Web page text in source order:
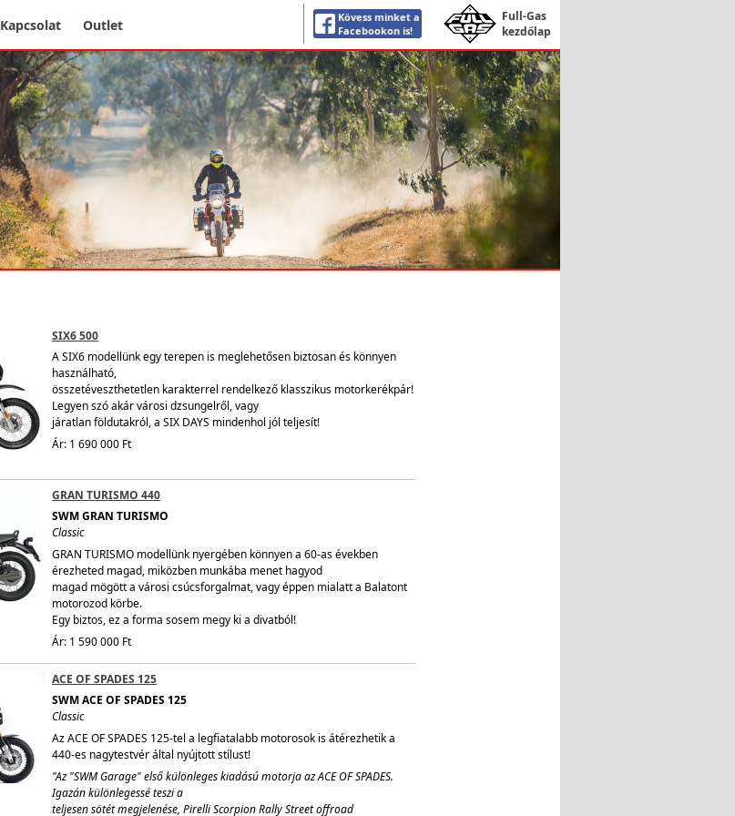
Kapcsolat Outlet
Kövess minket a
Facebookon is!
Full-Gas
kezdőlap
SIX6 500
A SIX6 modellünk egy terepen is meglehetősen biztosan és könnyen
használható,
összetéveszthetetlen karakterrel rendelkező klasszikus motorkerékpár!
Legyen szó akár városi dzsungelről, vagy
járatlan földutakról, a SIX DAYS mindenhol jól teljesít!
Ár: 1 690 000 Ft
GRAN TURISMO 440
SWM GRAN TURISMO
Classic
GRAN TURISMO modellünk nyergében könnyen a 60-as években
érezheted magad, miközben munkába menet hagyod
magad mögött a városi csúcsforgalmat, vagy éppen mialatt a Balatont
motorozod körbe.
Egy biztos, ez a forma sosem megy ki a divatból!
Ár: 1 590 000 Ft
ACE OF SPADES 125
SWM ACE OF SPADES 125
Classic
Az ACE OF SPADES 125-tel a legfiatalabb motorosok is átérezhetik a
440-es nagytestvér által nyújtott stílust!
"Az "SWM Garage" első különleges kiadású motorja az ACE OF SPADES.
Igazán különlegessé teszi a
teljesen sötét megjelenése, Pirelli Scorpion Rally Street offroad